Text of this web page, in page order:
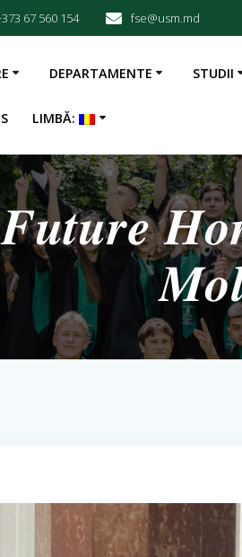
67 560 154 fse@usm.md
DEPARTAMENTE STUDII
LIMBĂ: